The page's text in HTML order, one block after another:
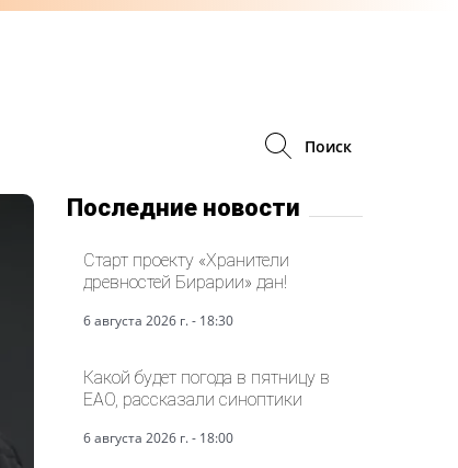
Поиск
Последние новости
Старт проекту «Хранители
древностей Бирарии» дан!
6 августа 2026 г. - 18:30
Какой будет погода в пятницу в
ЕАО, рассказали синоптики
6 августа 2026 г. - 18:00